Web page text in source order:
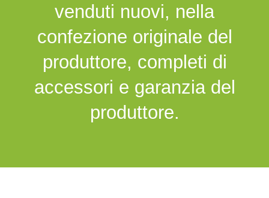
venduti nuovi, nella
confezione originale del
produttore, completi di
accessori e garanzia del
produttore.